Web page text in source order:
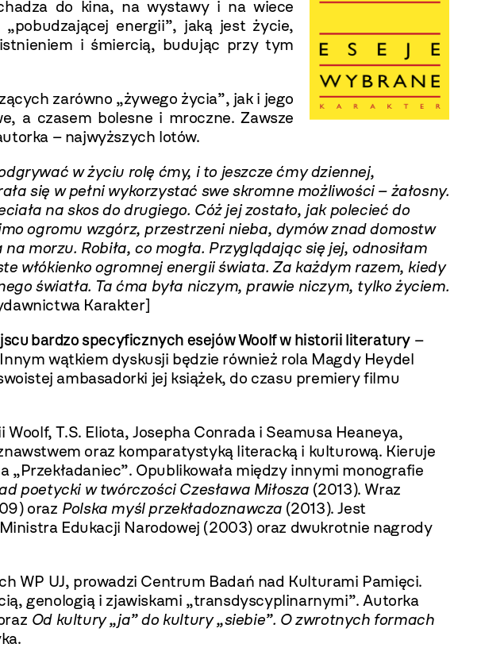
do kina, na wystawy i na wiece
energii”, jaką jest życie,
i śmiercią, budując przy tym
zarówno „żywego życia”, jak i jego
a czasem bolesne i mroczne. Zawsze
– najwyższych lotów.
w życiu rolę ćmy, i to jeszcze ćmy dziennej,
się w pełni wykorzystać swe skromne możliwości – żałosny.
na skos do drugiego. Cóż jej zostało, jak polecieć do
ogromu wzgórz, przestrzeni nieba, dymów znad domostw
morzu. Robiła, co mogła. Przyglądając się jej, odnosiłam
włókienko ogromnej energii świata. Za każdym razem, kiedy
światła. Ta ćma była niczym, prawie niczym, tylko życiem.
Karakter]
bardzo specyficznych esejów Woolf w historii literatury –
wątkiem dyskusji będzie również rola Magdy Heydel
ambasadorki jej książek, do czasu premiery filmu
T.S. Eliota, Josepha Conrada i Seamusa Heaneya,
oraz komparatystyką literacką i kulturową. Kieruje
Opublikowała między innymi monografie
poetycki w twórczości Czesława Miłosza (2013). Wraz
oraz Polska myśl przekładoznawcza (2013). Jest
Edukacji Narodowej (2003) oraz dwukrotnie nagrody
WP UJ, prowadzi Centrum Badań nad Kulturami Pamięci.
genologią i zjawiskami „transdyscyplinarnymi”. Autorka
Od kultury „ja” do kultury „siebie”. O zwrotnych formach